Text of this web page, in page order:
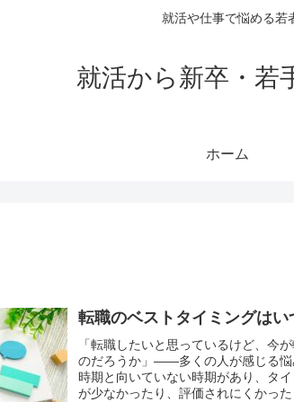
就活や仕事で悩める若
就活から新卒・若
ホーム
転職のベストタイミングは
「転職したいと思っているけど、今
のだろうか」——多くの人が感じる悩
時期と向いていない時期があり、タ
が少なかったり、評価されにくかった